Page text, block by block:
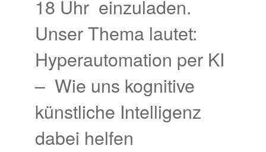
18 Uhr einzuladen.
Unser Thema lautet:
Hyperautomation per KI
– Wie uns kognitive
künstliche Intelligenz
dabei helfen